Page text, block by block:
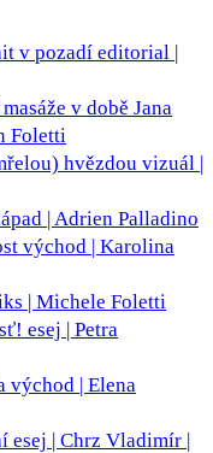
v pozadí editorial |
v době Jana
Foletti
hvězdou vizuál |
| Adrien Palladino
východ | Karolina
| Michele Foletti
esej | Petra
východ | Elena
esej | Chrz Vladimír |